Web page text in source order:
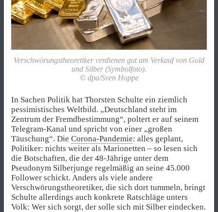
Verschwörungstheoretiker verdienen gut am Verkauf von Gold
und Silber (Symbolfoto).
© dpa/Sven Hoppe
In Sachen Politik hat Thorsten Schulte ein ziemlich
pessimistisches Weltbild. „Deutschland steht im
Zentrum der Fremdbestimmung“, poltert er auf seinem
Telegram-Kanal und spricht von einer „großen
Täuschung“. Die Corona-Pandemie: alles geplant,
Politiker: nichts weiter als Marionetten – so lesen sich
die Botschaften, die der 48-Jährige unter dem
Pseudonym Silberjunge regelmäßig an seine 45.000
Follower schickt. Anders als viele andere
Verschwörungstheoretiker, die sich dort tummeln, bringt
Schulte allerdings auch konkrete Ratschläge unters
Volk: Wer sich sorgt, der solle sich mit Silber eindecken.